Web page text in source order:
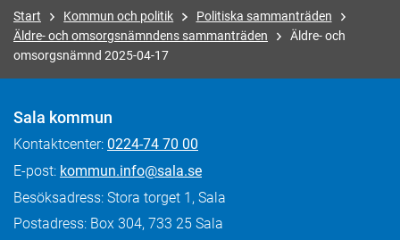
Start Kommun och politik
Politiska sammanträden
Äldre- och omsorgsnämndens sammanträden
Äldre- och
omsorgsnämnd 2025-04-17
Sala kommun
Kontaktcenter: 0224-74 70 00
E-post: kommun.info@sala.se
Besöksadress: Stora torget 1, Sala
Postadress: Box 304, 733 25 Sala